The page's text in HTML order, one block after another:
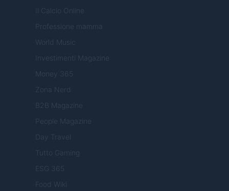
Il Calcio Online
Professione mamma
World Music
Investimenti Magazine
Money 365
Zona Nerd
B2B Magazine
People Magazine
Day Travel
Tutto Gaming
ESG 365
Food Wiki